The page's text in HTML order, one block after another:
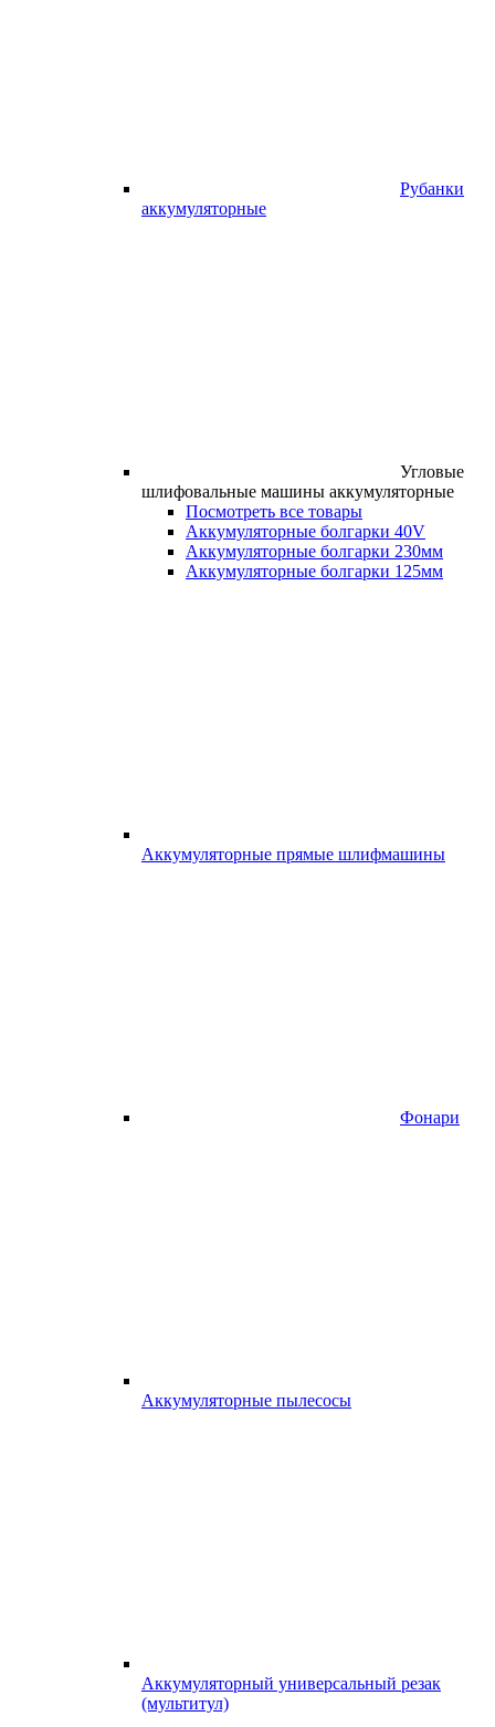
Рубанки
аккумуляторные
Угловые
шлифовальные машины аккумуляторные
Посмотреть все товары
Аккумуляторные болгарки 40V
Аккумуляторные болгарки 230мм
Аккумуляторные болгарки 125мм
Аккумуляторные прямые шлифмашины
Фонари
Аккумуляторные пылесосы
Аккумуляторный универсальный резак
(мультитул)